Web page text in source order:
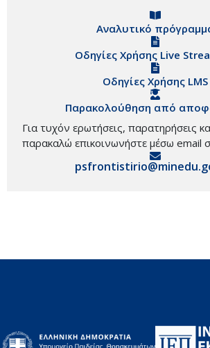
Αναλυτικό
Οδηγίες Χρήσης Live
Οδηγίες Χρήσης LMS
Παρακολούθηση από
Για τυχόν ερωτήσεις, παρατηρήσεις
παρακαλώ επικοινωνήστε μέσω email